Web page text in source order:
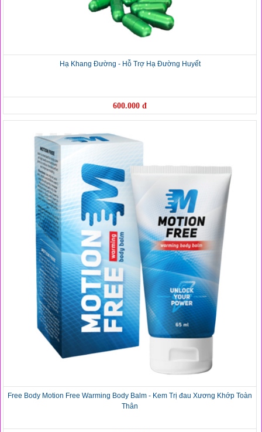
Hạ Khang Đường - Hỗ Trợ Hạ Đường Huyết
600.000 đ
Free Body Motion Free Warming Body Balm - Kem Trị đau Xương Khớp Toàn
Thân